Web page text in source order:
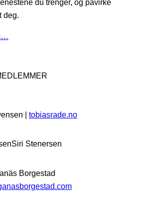
du trenger, og påvirke
deg.
| tobiasrade.no
Siri Stenersen
Borgestad